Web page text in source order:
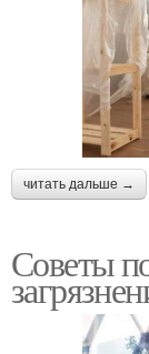
читать дальше →
Советы